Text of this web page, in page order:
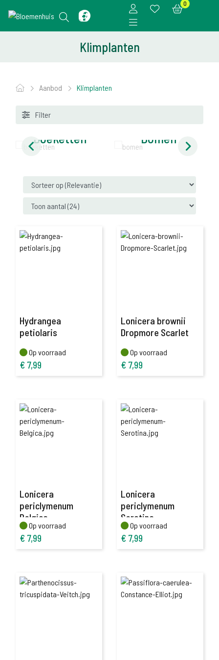
0
Klimplanten
Aanbod Klimplanten
Filter
Boeketten Bomen
Hydrangea
petiolaris
Op voorraad
Op voorraad
€ 7,99
Lonicera brownii
Dropmore Scarlet
Op voorraad
Op voorraad
€ 7,99
Lonicera
periclymenum
Belgica
Op voorraad
Op voorraad
€ 7,99
Lonicera
periclymenum
Serotina
Op voorraad
Op voorraad
€ 7,99